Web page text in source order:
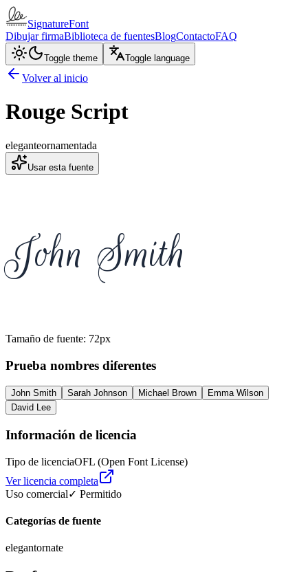
SignatureFont
Dibujar firmaBiblioteca de fuentesBlogContactoFAQ
Toggle theme Toggle language
Volver al inicio
Rouge Script
eleganteornamentada
Usar esta fuente
John Smith
Tamaño de fuente: 72px
Prueba nombres diferentes
John Smith Sarah Johnson Michael Brown
Emma Wilson
David Lee
Información de licencia
Tipo de licenciaOFL (Open Font License)
Ver licencia completa
Uso comercial✓ Permitido
Categorías de fuente
elegantornate